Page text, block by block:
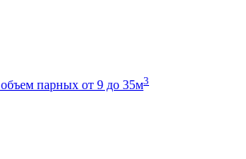
объем парных от 9 до 35м3